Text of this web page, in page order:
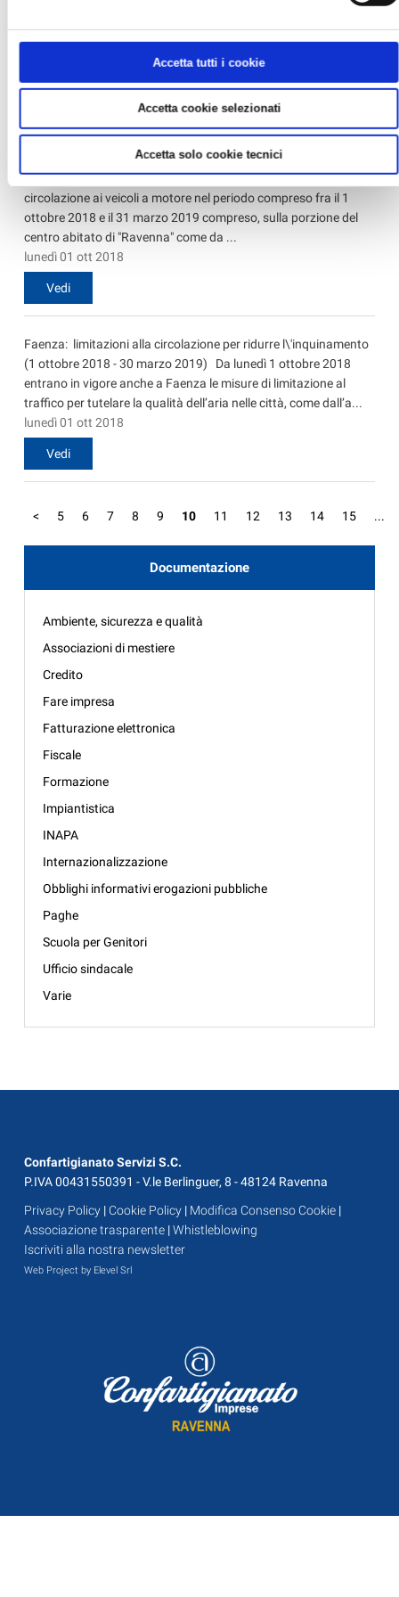
Accetta tutti i cookie
Accetta cookie selezionati
Accetta solo cookie tecnici
limitazione della circolazione per ridurre l’inquinamento
Ravenna: limitazioni alla circolazione per ridurre l\'inquinamento
(1 ottobre 2018 - 30 marzo 2019) La limitazione della
circolazione ai veicoli a motore nel periodo compreso fra il 1
ottobre 2018 e il 31 marzo 2019 compreso, sulla porzione del
centro abitato di "Ravenna" come da ...
lunedì 01 ott 2018
Vedi
Faenza: limitazioni alla circolazione per ridurre l\'inquinamento
(1 ottobre 2018 - 30 marzo 2019) Da lunedì 1 ottobre 2018
entrano in vigore anche a Faenza le misure di limitazione al
traffico per tutelare la qualità dell’aria nelle città, come dall’a...
lunedì 01 ott 2018
Vedi
< 5 6 7 8 9 10 11 12 13 14 15 ...
Documentazione
Ambiente, sicurezza e qualità
Associazioni di mestiere
Credito
Fare impresa
Fatturazione elettronica
Fiscale
Formazione
Impiantistica
INAPA
Internazionalizzazione
Obblighi informativi erogazioni pubbliche
Paghe
Scuola per Genitori
Ufficio sindacale
Varie
Confartigianato Servizi S.C.
P.IVA 00431550391 - V.le Berlinguer, 8 - 48124 Ravenna
Privacy Policy |Cookie Policy | Modifica Consenso Cookie |
Associazione trasparente |Whistleblowing
Iscriviti alla nostra newsletter
Web Project by Elevel Srl